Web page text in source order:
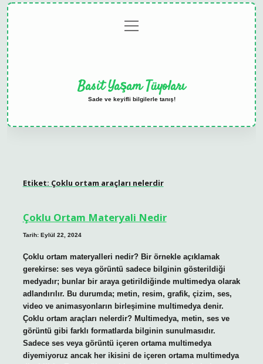
menüyü
aç
Basit Yaşam Tüyoları
Sade ve keyifli bilgilerle tanış!
Etiket: Çoklu ortam araçları nelerdir
Çoklu Ortam Materyali Nedir
Tarih: Eylül 22, 2024
Çoklu ortam materyalleri nedir? Bir örnekle açıklamak
gerekirse: ses veya görüntü sadece bilginin gösterildiği
medyadır; bunlar bir araya getirildiğinde multimedya olarak
adlandırılır. Bu durumda; metin, resim, grafik, çizim, ses,
video ve animasyonların birleşimine multimedya denir.
Çoklu ortam araçları nelerdir? Multimedya, metin, ses ve
görüntü gibi farklı formatlarda bilginin sunulmasıdır.
Sadece ses veya görüntü içeren ortama multimedya
diyemiyoruz ancak her ikisini de içeren ortama multimedya